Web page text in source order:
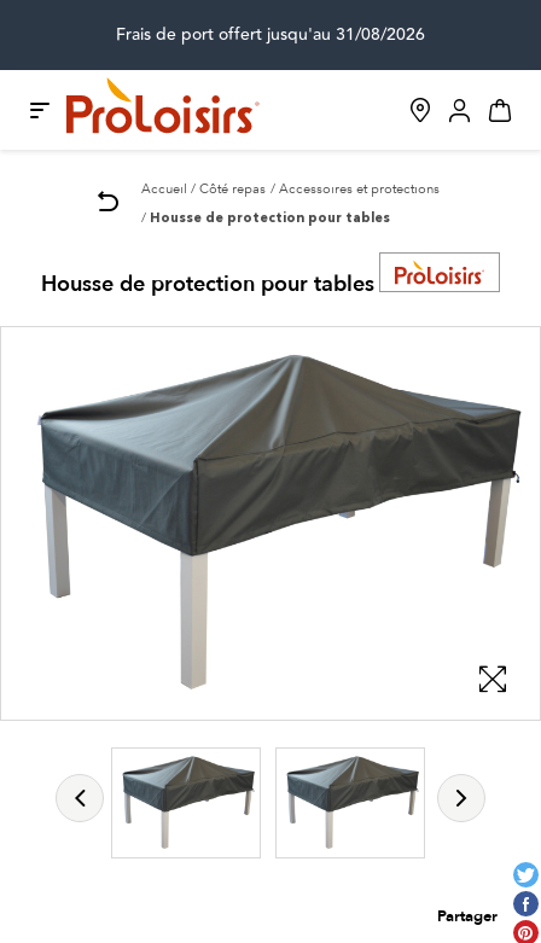
Frais de port offert jusqu'au 31/08/2026
Accueil Côté repas Accessoires et protections
Housse de protection pour tables
Housse de protection pour tables
Partager